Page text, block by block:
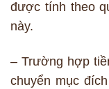
được tính theo
này.
– Trường hợp
chuyển mục